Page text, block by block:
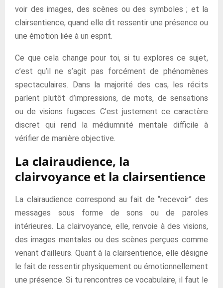
voir des images, des scènes ou des symboles ; et la
clairsentience, quand elle dit ressentir une présence ou
une émotion liée à un esprit.
Ce que cela change pour toi, si tu explores ce sujet,
c’est qu’il ne s’agit pas forcément de phénomènes
spectaculaires. Dans la majorité des cas, les récits
parlent plutôt d’impressions, de mots, de sensations
ou de visions fugaces. C’est justement ce caractère
discret qui rend la médiumnité mentale difficile à
vérifier de manière objective.
La clairaudience, la
clairvoyance et la clairsentience
La clairaudience correspond au fait de “recevoir” des
messages sous forme de sons ou de paroles
intérieures. La clairvoyance, elle, renvoie à des visions,
des images mentales ou des scènes perçues comme
venant d’ailleurs. Quant à la clairsentience, elle désigne
le fait de ressentir physiquement ou émotionnellement
une présence. Si tu rencontres ce vocabulaire, il faut le